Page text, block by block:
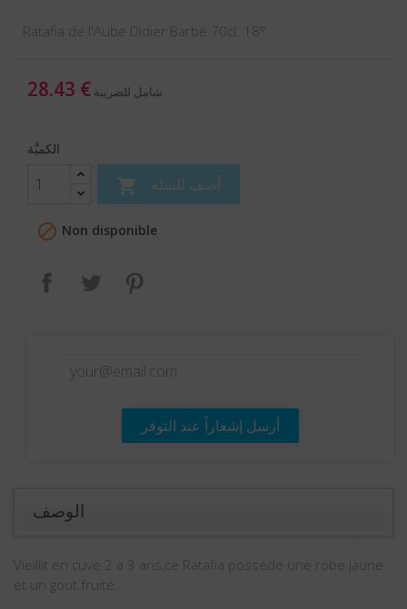
Ratafia de l'Aube Didier Barbe 70cl. 18°
28.43 € شامل للضريبة
الكميَّة
 أضف للسلة
 Non disponible
مشاركة تغريدة
أرسل إشعاراً عند التوفر
الوصف
Vieillit en cuve 2 a 3 ans,ce Ratafia posséde une robe jaune
et un gout fruité.